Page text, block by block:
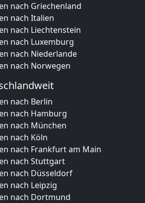
nach Griechenland
nach Italien
nach Liechtenstein
nach Luxemburg
nach Niederlande
nach Norwegen
nach Berlin
nach Hamburg
nach München
nach Köln
nach Frankfurt am Main
nach Stuttgart
nach Düsseldorf
nach Leipzig
nach Dortmund